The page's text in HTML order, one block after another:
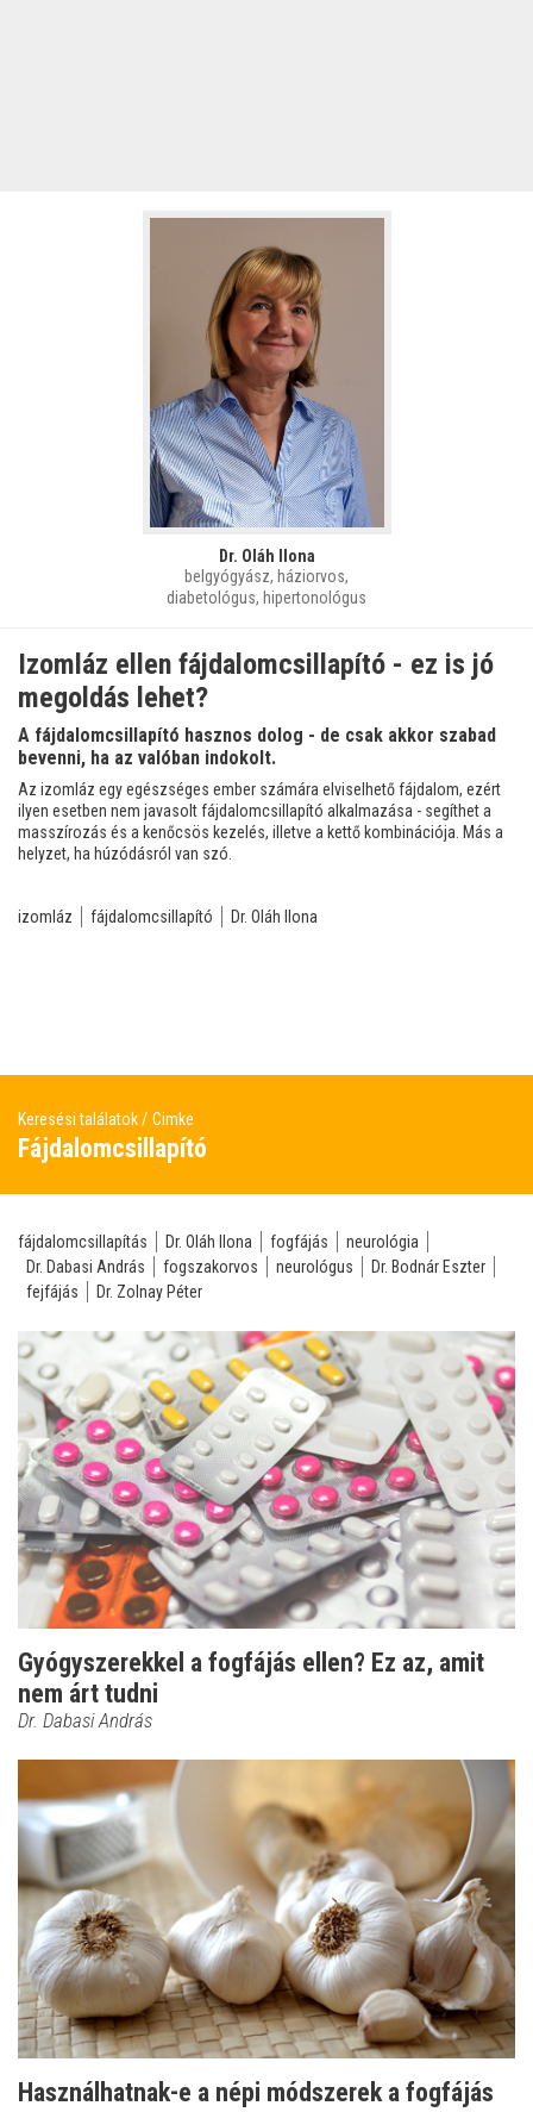
Dr. Oláh Ilona
belgyógyász, háziorvos,
diabetológus, hipertonológus
Izomláz ellen fájdalomcsillapító - ez is jó
megoldás lehet?
A fájdalomcsillapító hasznos dolog - de csak akkor szabad
bevenni, ha az valóban indokolt.
Az izomláz egy egészséges ember számára elviselhető fájdalom, ezért
ilyen esetben nem javasolt fájdalomcsillapító alkalmazása - segíthet a
masszírozás és a kenőcsös kezelés, illetve a kettő kombinációja. Más a
helyzet, ha húzódásról van szó.
izomláz fájdalomcsillapító Dr. Oláh Ilona
Keresési találatok Cimke
Fájdalomcsillapító
fájdalomcsillapítás Dr. Oláh Ilona fogfájás
neurológia
Dr. Dabasi András
fogszakorvos neurológus
Dr. Bodnár Eszter
fejfájás
Dr. Zolnay Péter
Gyógyszerekkel a fogfájás ellen? Ez az, amit
nem árt tudni
Dr. Dabasi András
Használhatnak-e a népi módszerek a fogfájás